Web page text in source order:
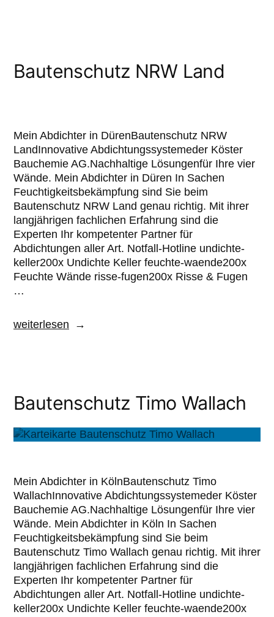
Bautenschutz NRW Land
Mein Abdichter in DürenBautenschutz NRW
LandInnovative Abdichtungssystemeder Köster
Bauchemie AG.Nachhaltige Lösungenfür Ihre vier
Wände. Mein Abdichter in Düren In Sachen
Feuchtigkeitsbekämpfung sind Sie beim
Bautenschutz NRW Land genau richtig. Mit ihrer
langjährigen fachlichen Erfahrung sind die
Experten Ihr kompetenter Partner für
Abdichtungen aller Art. Notfall-Hotline undichte-
keller200x Undichte Keller feuchte-waende200x
Feuchte Wände risse-fugen200x Risse & Fugen
…
weiterlesen
Bautenschutz Timo Wallach
Mein Abdichter in KölnBautenschutz Timo
WallachInnovative Abdichtungssystemeder Köster
Bauchemie AG.Nachhaltige Lösungenfür Ihre vier
Wände. Mein Abdichter in Köln In Sachen
Feuchtigkeitsbekämpfung sind Sie beim
Bautenschutz Timo Wallach genau richtig. Mit ihrer
langjährigen fachlichen Erfahrung sind die
Experten Ihr kompetenter Partner für
Abdichtungen aller Art. Notfall-Hotline undichte-
keller200x Undichte Keller feuchte-waende200x